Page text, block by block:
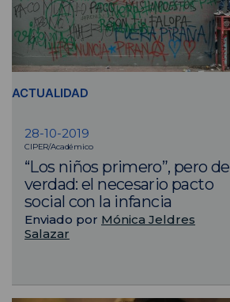
ACTUALIDAD
28-10-2019
CIPER/Académico
“Los niños primero”, pero de
verdad: el necesario pacto
social con la infancia
Enviado por Mónica Jeldres
Salazar